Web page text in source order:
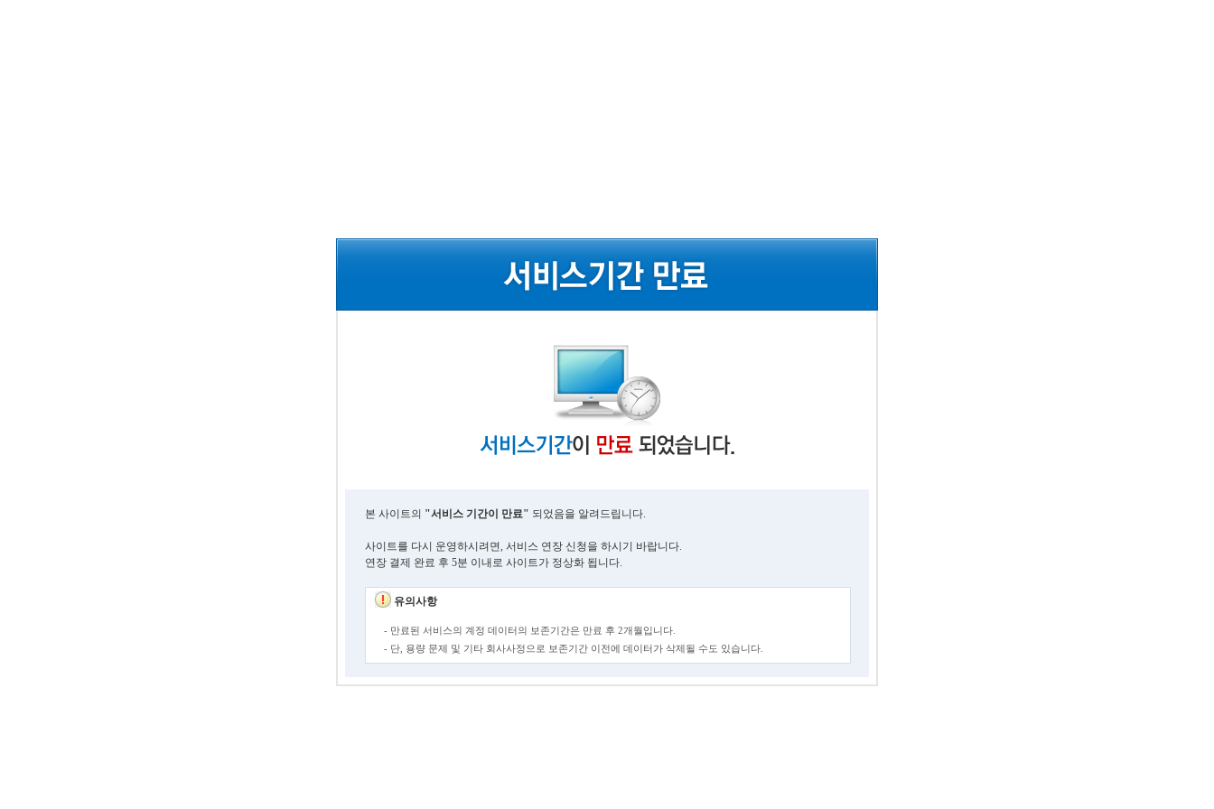
본 사이트의 "서비스 기간이 만료" 되었음을 알려드립니다.
사이트를 다시 운영하시려면, 서비스 연장 신청을 하시기 바랍니다.
연장 결제 완료 후 5분 이내로 사이트가 정상화 됩니다.
유의사항
- 만료된 서비스의 계정 데이터의 보존기간은 만료 후 2개월입니다.
- 단, 용량 문제 및 기타 회사사정으로 보존기간 이전에 데이터가 삭제될 수도 있습니다.